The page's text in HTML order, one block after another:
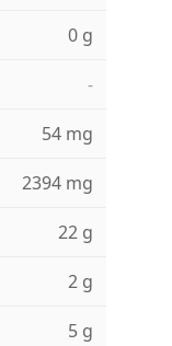
0 g
-
54 mg
2394 mg
22 g
2 g
5 g